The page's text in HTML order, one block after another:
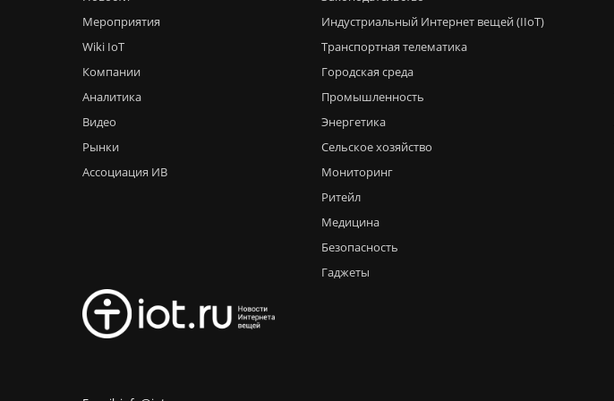
Мероприятия
Wiki IoT
Компании
Аналитика
Видео
Рынки
Ассоциация ИВ
Индустриальный Интернет вещей (IIoT)
Транспортная телематика
Городская среда
Промышленность
Энергетика
Сельское хозяйство
Мониторинг
Ритейл
Медицина
Безопасность
Гаджеты